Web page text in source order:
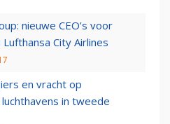
nieuwe CEO’s voor
City Airlines
en vracht op
in tweede